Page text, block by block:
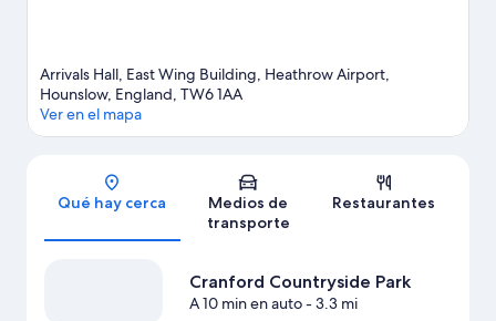
Arrivals Hall, East Wing Building, Heathrow Airport,
Hounslow, England, TW6 1AA
Ver en el mapa
Qué hay cerca
Medios de
transporte
Restaurantes
Cranford Countryside Park
A 10 min en auto- 3.3 mi